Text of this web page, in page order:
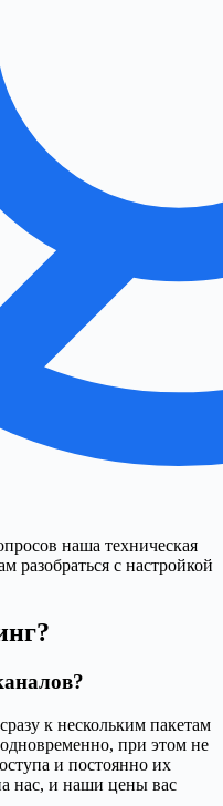
наша техническая
разобраться с настройкой
к нескольким пакетам
при этом не
и постоянно их
нас, и наши цены вас